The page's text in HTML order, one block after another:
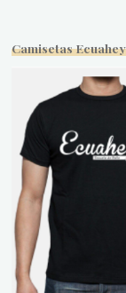
Camisetas